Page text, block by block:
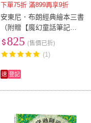
下單75折 滿899再享9折
安東尼．布朗經典繪本三書
（附贈【魔幻童話筆記
本】）
825 (售價已折)
(1)
速 登記